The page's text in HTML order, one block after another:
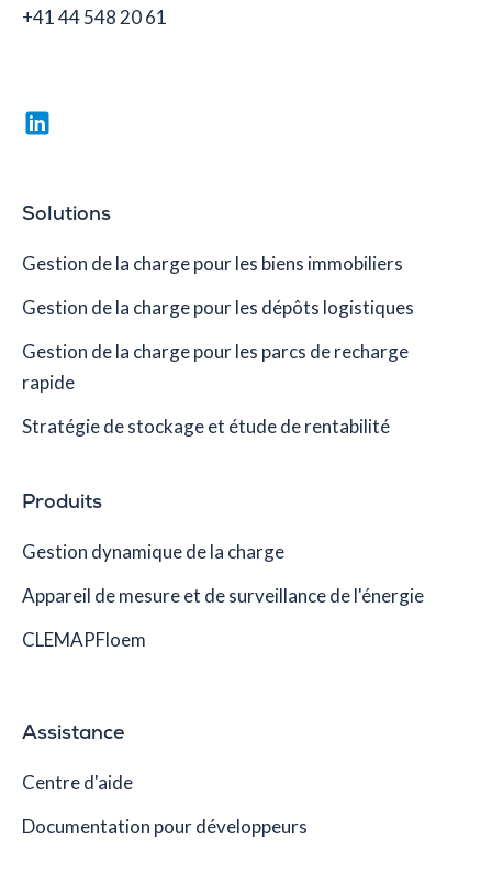
+41 44 548 20 61
Solutions
Gestion de la charge pour les biens immobiliers
Gestion de la charge pour les dépôts logistiques
Gestion de la charge pour les parcs de recharge
rapide
Stratégie de stockage et étude de rentabilité
Produits
Gestion dynamique de la charge
Appareil de mesure et de surveillance de l'énergie
CLEMAPFloem
Assistance
Centre d'aide
Documentation pour développeurs